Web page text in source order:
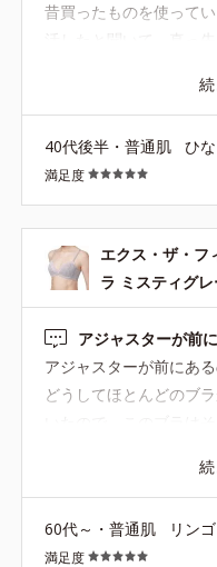
昔買ったものを使って
楽なのですが、きちん
ツはもう少し浅履きで
購入したいなぁ。 この
ので、深みのあるマス
ど、数年に１回で良い
しいです！ ついでに、
ク）もいまだ現役なの
40代後半・普通肌 ひ
満足度
エクス・ザ・フ
ラ ミスティグ
アジャスターが前
アジャスターが前にあ
どうしてほとんどのブ
できるので本当にあり
ので無難な良い色です
がりますが。
60代～・普通肌 リン
満足度